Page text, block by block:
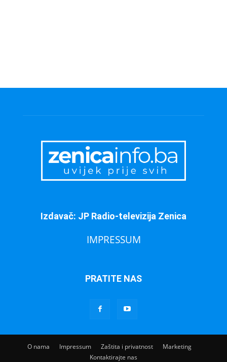
Izdavač: JP Radio-televizija Zenica
IMPRESSUM
PRATITE NAS
O nama Impressum Zaštita i privatnost
Marketing
Kontaktirajte nas